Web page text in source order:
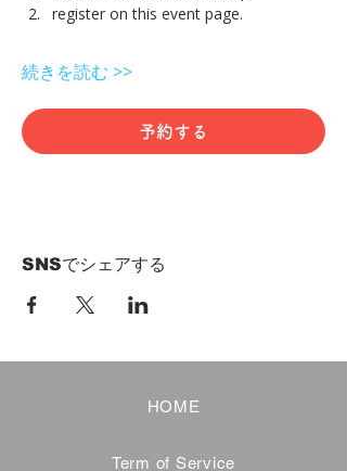
register on this event page.
続きを読む >>
予約する
SNSでシェアする
HOME
Term of Service